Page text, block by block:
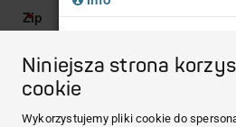
Niniejsza strona
cookie
Wykorzystujemy pliki cookie do
HARTMANN Polska